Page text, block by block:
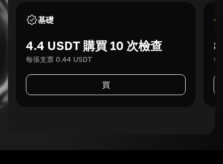
基礎
4.4 USDT 購買 10 次檢查
每張支票 0.44 USDT
買
每